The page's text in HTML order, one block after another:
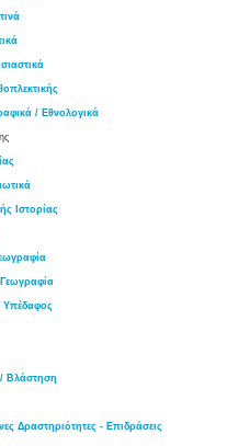
/ Εθνολογικά
Ιστορίας
Γεωγραφία
Βλάστηση
Δραστηριότητες - Επιδράσεις